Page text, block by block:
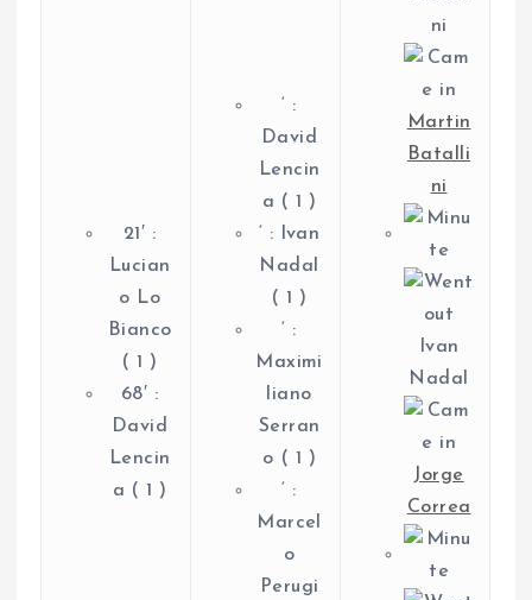
21′ :
Lucian
o Lo
Bianco
( 1 )
68′ :
David
Lencin
a ( 1 )
‘ :
David
Lencin
a ( 1 )
‘ : Ivan
Nadal
( 1 )
‘ :
Maximi
liano
Serran
o ( 1 )
‘ :
Marcel
o
Perugi
ni
Martin
Batalli
ni
Ivan
Nadal
Jorge
Correa